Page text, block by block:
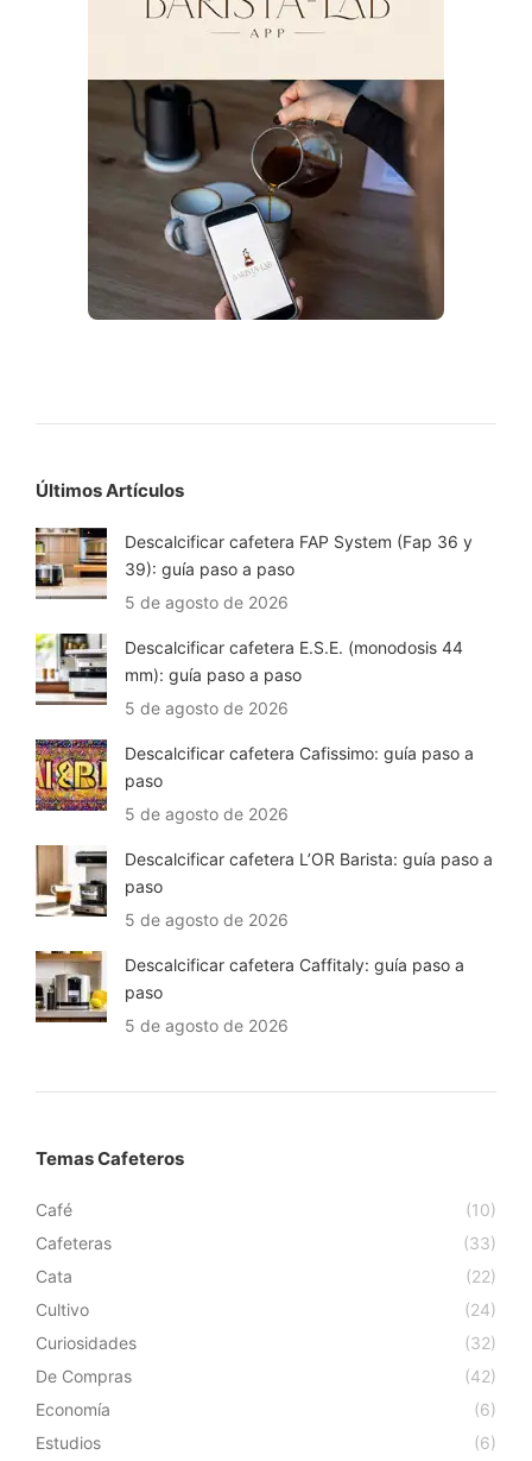
Últimos Artículos
Descalcificar cafetera FAP System (Fap 36 y
39): guía paso a paso
5 de agosto de 2026
Descalcificar cafetera E.S.E. (monodosis 44
mm): guía paso a paso
5 de agosto de 2026
Descalcificar cafetera Cafissimo: guía paso a
paso
5 de agosto de 2026
Descalcificar cafetera L’OR Barista: guía paso a
paso
5 de agosto de 2026
Descalcificar cafetera Caffitaly: guía paso a
paso
5 de agosto de 2026
Temas Cafeteros
Café
(10)
Cafeteras
(33)
Cata
(22)
Cultivo
(24)
Curiosidades
(32)
De Compras
(42)
Economía
(6)
Estudios
(6)